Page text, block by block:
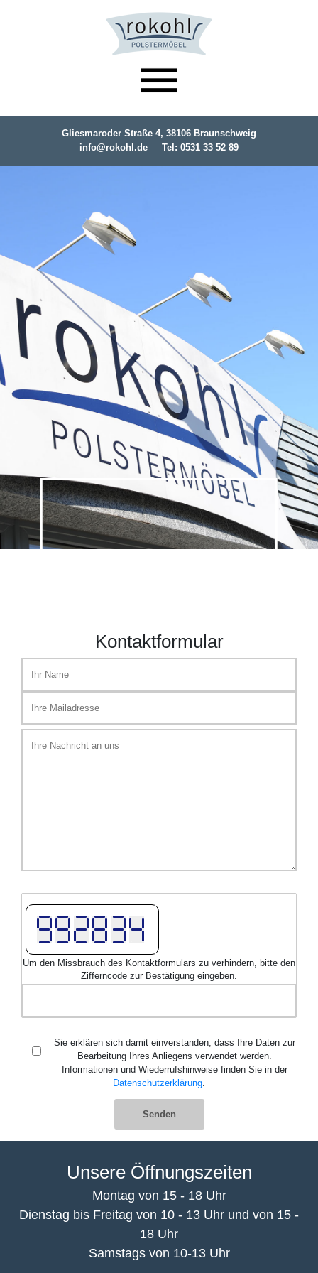
Rokohl Polstermöbel Braunschweig
Angebote – Sale
Businesskunden
Restaurierung & Service
Über uns
Anfahrt – Kontakt
Impressum
Datenschutzerklärung
Gliesmaroder Straße 4, 38106 Braunschweig
info@rokohl.de
Tel: 0531 33 52 89
Kontaktformular
Um den Missbrauch des Kontaktformulars zu verhindern, bitte den
Zifferncode zur Bestätigung eingeben.
Sie erklären sich damit einverstanden, dass Ihre Daten zur
Bearbeitung Ihres Anliegens verwendet werden.
Informationen und Wiederrufshinweise finden Sie in der
Datenschutzerklärung
Unsere Öffnungszeiten
Montag von 15 - 18 Uhr
Dienstag bis Freitag von 10 - 13 Uhr und von 15 -
18 Uhr
Samstags von 10-13 Uhr